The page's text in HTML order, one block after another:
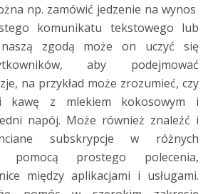
np. zamówić jedzenie na wynos
komunikatu tekstowego lub
naszą zgodą może on uczyć się
aby podejmować
na przykład może zrozumieć, czy
kawę z mlekiem kokosowym i
napój. Może również znaleźć i
subskrypcje w różnych
pomocą prostego polecenia,
między aplikacjami i usługami.